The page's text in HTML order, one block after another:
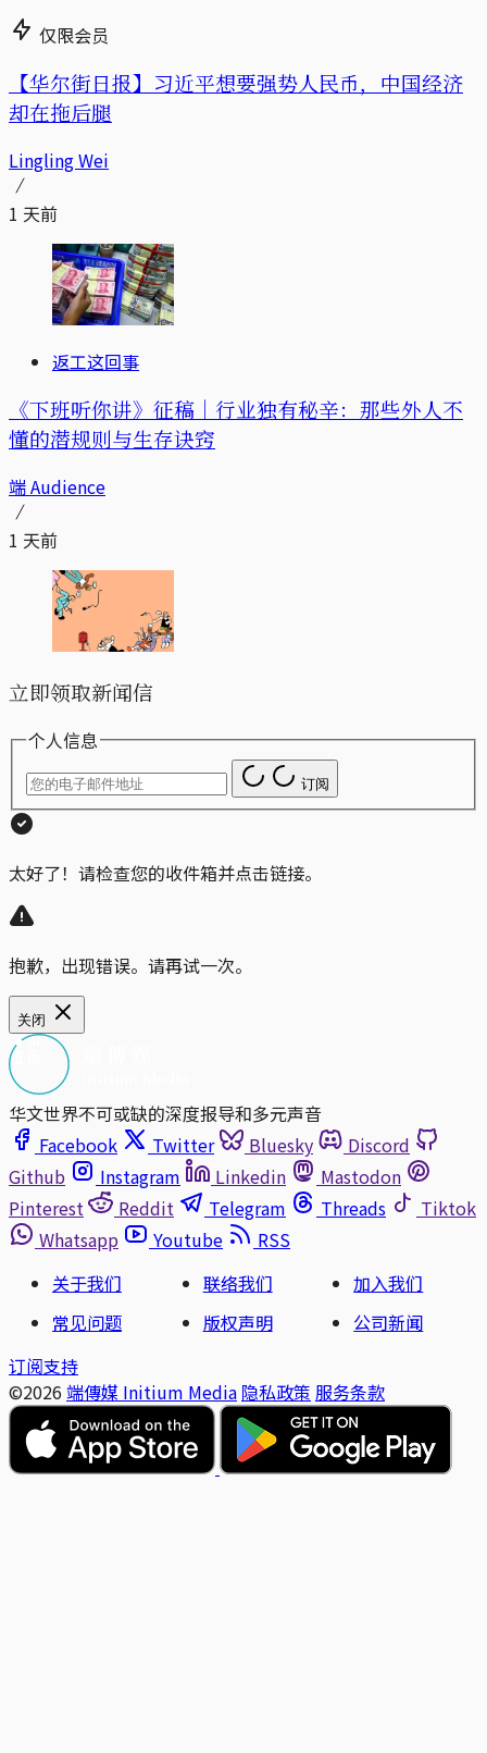
仅限会员
【华尔街日报】习近平想要强势人民币，中国经济
却在拖后腿
Lingling Wei
1 天前
返工这回事
《下班听你讲》征稿｜行业独有秘辛：那些外人不
懂的潜规则与生存诀窍
端 Audience
1 天前
立即领取新闻信
个人信息
订阅
太好了！请检查您的收件箱并点击链接。
抱歉，出现错误。请再试一次。
关闭
华文世界不可或缺的深度报导和多元声音
Facebook
Twitter Bluesky
Discord
Github
Instagram Linkedin
Mastodon
Pinterest
Reddit Telegram Threads
Tiktok
Whatsapp
Youtube
RSS
关于我们
联络我们
加入我们
常见问题
版权声明
公司新闻
订阅支持
©2026 端傳媒 Initium Media 隐私政策 服务条款